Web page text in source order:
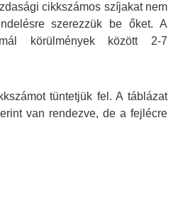
cikkszámos szíjakat nem
szerezzük be őket. A
körülmények között 2-7
tüntetjük fel. A táblázat
van rendezve, de a fejlécre